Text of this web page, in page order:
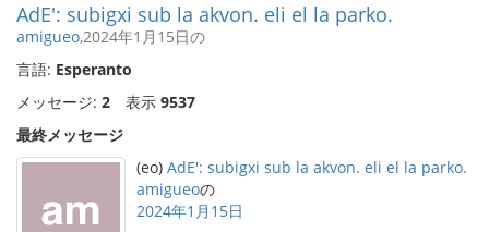
AdE': subigxi sub la akvon. eli el la parko.
amigueo,2024年1月15日の
言語: Esperanto
メッセージ: 2 表示 9537
最終メッセージ
(eo) AdE': subigxi sub la akvon. eli el la parko.
amigueoの
2024年1月15日